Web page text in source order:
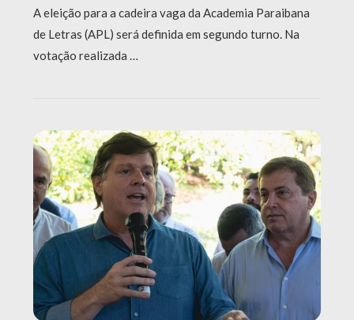
A eleição para a cadeira vaga da Academia Paraibana
de Letras (APL) será definida em segundo turno. Na
votação realizada …